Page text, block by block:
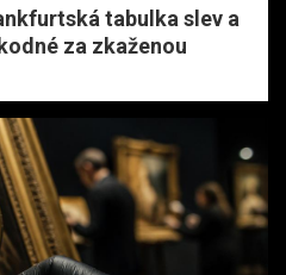
tabulka slev a
za zkaženou